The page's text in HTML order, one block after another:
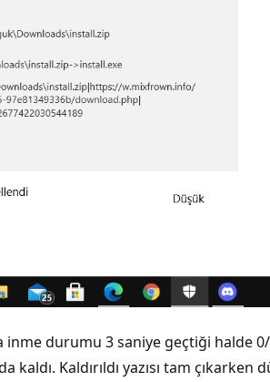
durumu 3 saniye geçtiği halde
Kaldırıldı yazısı tam